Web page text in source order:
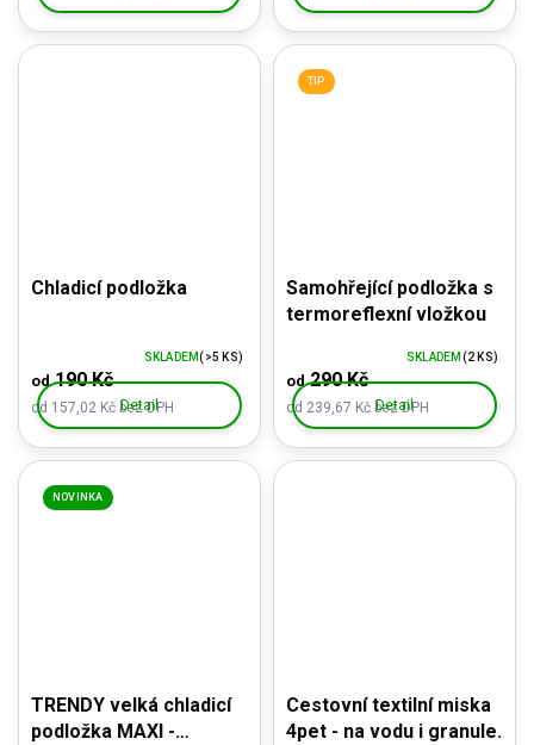
Chladicí podložka
od 157,02 Kč bez DPH
od190 Kč
SKLADEM(>5 KS)
Detail
TIP
Samohřející podložka s
termoreflexní vložkou
od 239,67 Kč bez DPH
od290 Kč
SKLADEM (2 KS)
Detail
NOVINKA
TRENDY velká chladicí
podložka MAXI -
Cestovní textilní miska
4pet - na vodu i granule.